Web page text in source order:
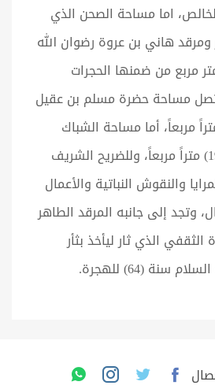
اما مساحة الصحن الذي
هاني بن عروة رضوان الله
فيبلغ (5.344) متر مربع من ضمنها الحجرات
مساحة حضرة مسلم بن عقيل
السلام (620) متراً مربعاً، أما مساحة الشباك
المقدس فهي (19.6) متراً مربعاً، وللضريح الشريف
والنقوش النباتية والأعمال
وتجد إلى جانبه المرقد الطاهر
الثقفي الذي ثار ليأخذ بثأر
سنة (64) للهجرة.